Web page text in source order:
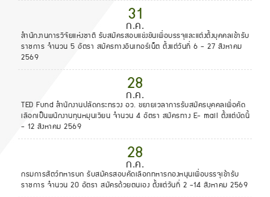
31
ก.ค.
สำนักงานการวิจัยแห่งชาติ รับสมัครสอบแข่งขันเพื่อบรรจุและแต่งตั้งบุคคลเข้ารับ
ราชการ จำนวน 5 อัตรา สมัครทางอินเทอร์เน็ต ตั้งแต่วันที่ 6 - 27 สิงหาคม
2569
28
ก.ค.
TED Fund สำนักงานปลัดกระทรวง อว. ขยายเวลาการรับสมัครบุคคลเพื่อคัด
เลือกเป็นพนักงานทุนหมุนเวียน จำนวน 4 อัตรา สมัครทาง E- mail ตั้งแต่บัดนี้
- 12 สิงหาคม 2569
28
ก.ค.
กรมการสัตว์ทหารบก รับสมัครสอบคัดเลือกทหารกองหนุนเพื่อบรรจุเข้ารับ
ราชการ จำนวน 20 อัตรา สมัครด้วยตนเอง ตั้งแต่วันที่ 2 -14 สิงหาคม 2569